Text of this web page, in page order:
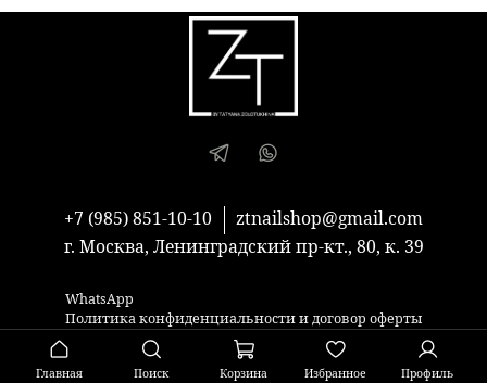
+7 (985) 851-10-10
ztnailshop@gmail.com
г. Москва, Ленинградский пр-кт., 80, к. 39
WhatsApp
Политика конфиденциальности и договор оферты
Главная Поиск Корзина Избранное Профиль